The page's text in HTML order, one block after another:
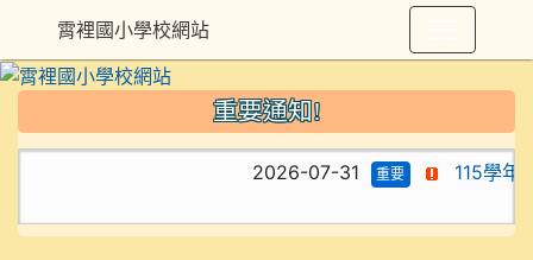
重要通知!
2026-07-31 重要 115學年
霄裡國小學校網站